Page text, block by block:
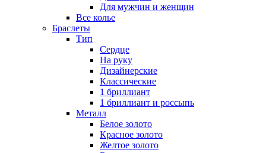
Для мужчин и женщин
Все колье
Браслеты
Тип
Сердце
На руку
Дизайнерские
Классические
1 бриллиант
1 бриллиант и россыпь
Металл
Белое золото
Красное золото
Желтое золото